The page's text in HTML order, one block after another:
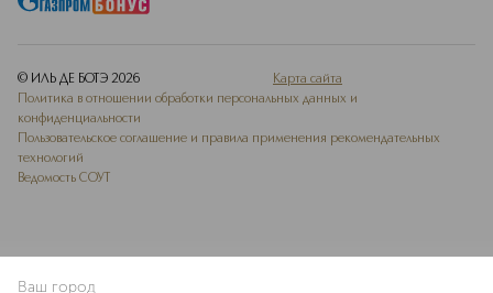
В КОРЗИНУ
© ИЛЬ ДЕ БОТЭ 2026
Карта сайта
Политика в отношении обработки персональных данных и
конфиденциальности
Пользовательское соглашение и правила применения рекомендательных
технологий
Ведомость СОУТ
Ваш город